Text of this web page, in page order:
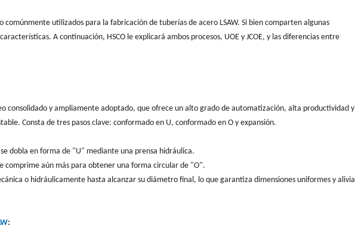
comúnmente utilizados para la fabricación de tuberías de acero LSAW. Si bien comparten algunas
A continuación, HSCO le explicará ambos procesos, UOE y JCOE, y las diferencias entre
consolidado y ampliamente adoptado, que ofrece un alto grado de automatización, alta productividad y
Consta de tres pasos clave: conformado en U, conformado en O y expansión.
dobla en forma de "U" mediante una prensa hidráulica.
comprime aún más para obtener una forma circular de "O".
o hidráulicamente hasta alcanzar su diámetro final, lo que garantiza dimensiones uniformes y alivia
: